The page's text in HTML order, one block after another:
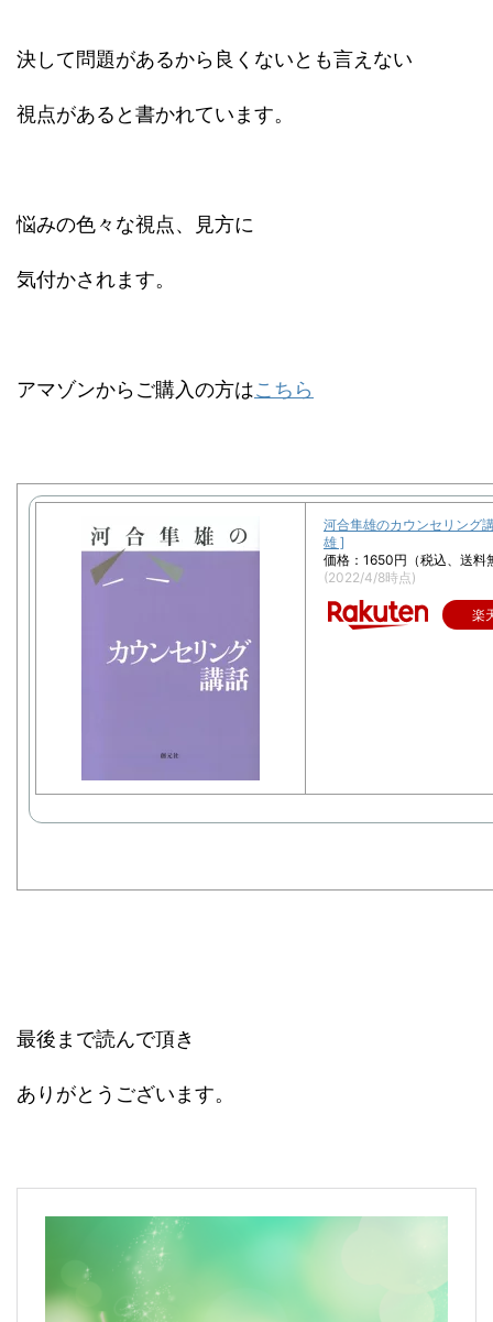
決して問題があるから良くないとも言えない
視点があると書かれています。
悩みの色々な視点、見方に
気付かされます。
アマゾンからご購入の方はこちら
河合隼雄のカウンセリング
雄 ]
価格：1650円（税込、送料
(2022/4/8時点)
楽
最後まで読んで頂き
ありがとうございます。